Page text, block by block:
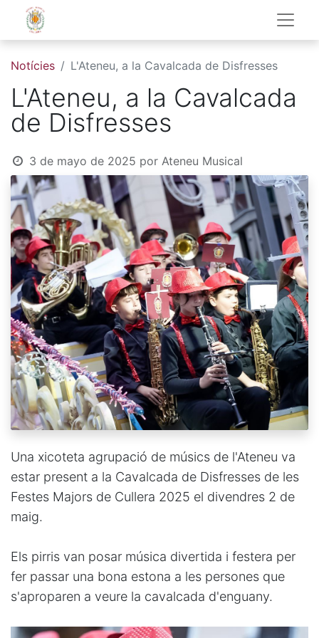
Notícies L'Ateneu, a la Cavalcada de Disfresses
L'Ateneu, a la Cavalcada
de Disfresses
3 de mayo de 2025 por Ateneu Musical
Una xicoteta agrupació de músics de l'Ateneu va
estar present a la Cavalcada de Disfresses de les
Festes Majors de Cullera 2025 el divendres 2 de
maig.
Els pirris van posar música divertida i festera per
fer passar una bona estona a les persones que
s'aproparen a veure la cavalcada d'enguany.